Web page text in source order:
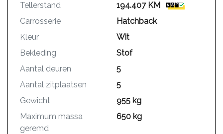
Tellerstand
194.407 KM
Carrosserie
Hatchback
Kleur
Wit
Bekleding
Stof
Aantal deuren
5
Aantal zitplaatsen
5
Gewicht
955 kg
Maximum massa
geremd
650 kg